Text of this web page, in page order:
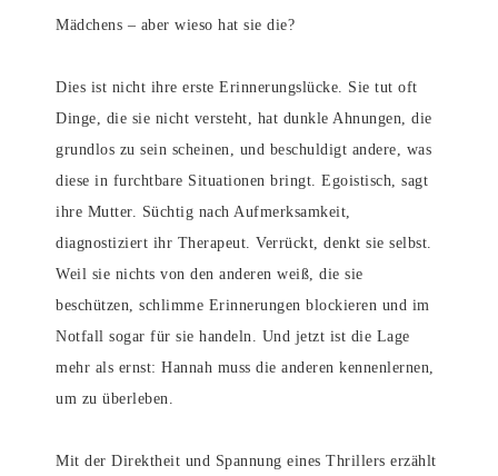
Mädchens – aber wieso hat sie die?
Dies ist nicht ihre erste Erinnerungslücke. Sie tut oft
Dinge, die sie nicht versteht, hat dunkle Ahnungen, die
grundlos zu sein scheinen, und beschuldigt andere, was
diese in furchtbare Situationen bringt. Egoistisch, sagt
ihre Mutter. Süchtig nach Aufmerksamkeit,
diagnostiziert ihr Therapeut. Verrückt, denkt sie selbst.
Weil sie nichts von den anderen weiß, die sie
beschützen, schlimme Erinnerungen blockieren und im
Notfall sogar für sie handeln. Und jetzt ist die Lage
mehr als ernst: Hannah muss die anderen kennenlernen,
um zu überleben.
Mit der Direktheit und Spannung eines Thrillers erzählt